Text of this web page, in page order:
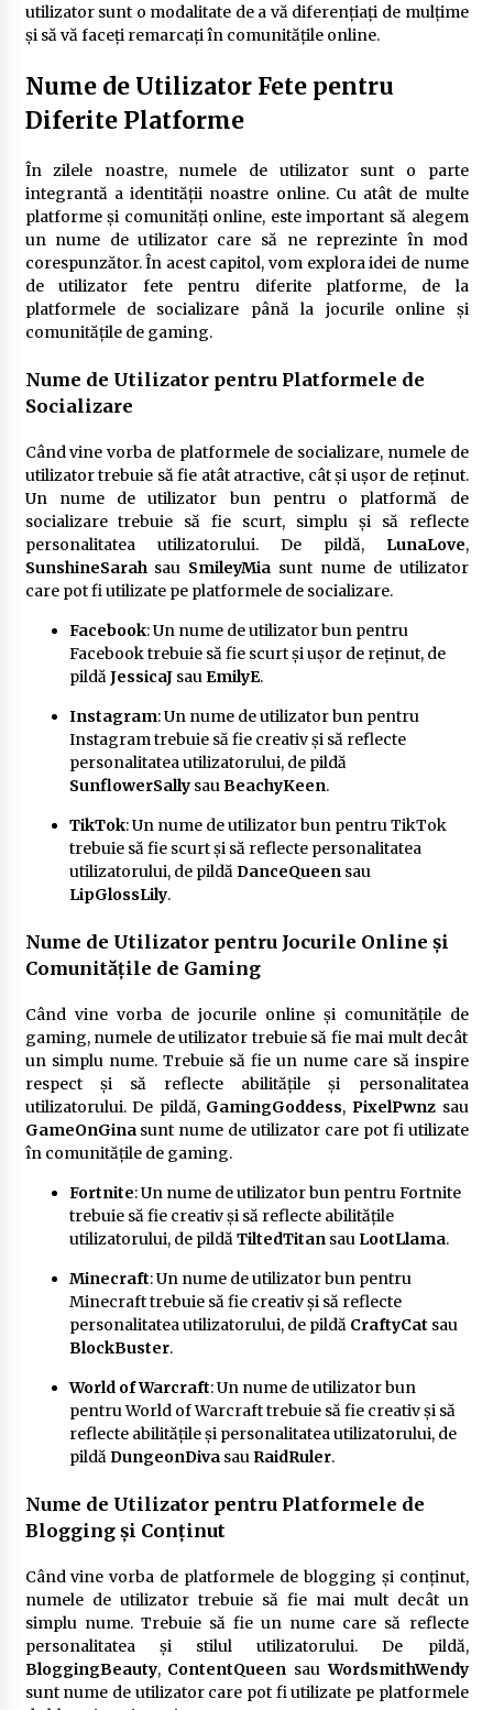
utilizator sunt o modalitate de a vă diferențiați de mulțime
și să vă faceți remarcați în comunitățile online.
Nume de Utilizator Fete pentru
Diferite Platforme
În zilele noastre, numele de utilizator sunt o parte
integrantă a identității noastre online. Cu atât de multe
platforme și comunități online, este important să alegem
un nume de utilizator care să ne reprezinte în mod
corespunzător. În acest capitol, vom explora idei de nume
de utilizator fete pentru diferite platforme, de la
platformele de socializare până la jocurile online și
comunitățile de gaming.
Nume de Utilizator pentru Platformele de
Socializare
Când vine vorba de platformele de socializare, numele de
utilizator trebuie să fie atât atractive, cât și ușor de reținut.
Un nume de utilizator bun pentru o platformă de
socializare trebuie să fie scurt, simplu și să reflecte
personalitatea utilizatorului. De pildă, LunaLove,
SunshineSarahsau SmileyMia sunt nume de utilizator
care pot fi utilizate pe platformele de socializare.
Facebook: Un nume de utilizator bun pentru
Facebook trebuie să fie scurt și ușor de reținut, de
pildăJessicaJsauEmilyE.
Instagram: Un nume de utilizator bun pentru
Instagram trebuie să fie creativ și să reflecte
personalitatea utilizatorului, de pildă
SunflowerSallysauBeachyKeen.
TikTok: Un nume de utilizator bun pentru TikTok
trebuie să fie scurt și să reflecte personalitatea
utilizatorului, de pildăDanceQueensau
LipGlossLily.
Nume de Utilizator pentru Jocurile Online și
Comunitățile de Gaming
Când vine vorba de jocurile online și comunitățile de
gaming, numele de utilizator trebuie să fie mai mult decât
un simplu nume. Trebuie să fie un nume care să inspire
respect și să reflecte abilitățile și personalitatea
utilizatorului. De pildă, GamingGoddess, PixelPwnzsau
GameOnGinasunt nume de utilizator care pot fi utilizate
în comunitățile de gaming.
Fortnite: Un nume de utilizator bun pentru Fortnite
trebuie să fie creativ și să reflecte abilitățile
utilizatorului, de pildăTiltedTitansau LootLlama.
Minecraft: Un nume de utilizator bun pentru
Minecraft trebuie să fie creativ și să reflecte
personalitatea utilizatorului, de pildă CraftyCat sau
BlockBuster.
World of Warcraft: Un nume de utilizator bun
pentru World of Warcraft trebuie să fie creativ și să
reflecte abilitățile și personalitatea utilizatorului, de
pildăDungeonDivasau RaidRuler.
Nume de Utilizator pentru Platformele de
Blogging și Conținut
Când vine vorba de platformele de blogging și conținut,
numele de utilizator trebuie să fie mai mult decât un
simplu nume. Trebuie să fie un nume care să reflecte
personalitatea și stilul utilizatorului. De pildă,
BloggingBeauty, ContentQueen sauWordsmithWendy
sunt nume de utilizator care pot fi utilizate pe platformele